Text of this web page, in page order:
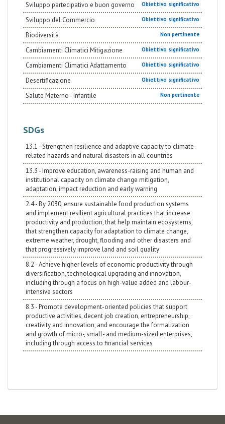
Sviluppo partecipativo e buon governo Obiettivo significativo
Sviluppo del Commercio Obiettivo significativo
Biodiversità Non pertinente
Cambiamenti Climatici Mitigazione Obiettivo significativo
Cambiamenti Climatici Adattamento Obiettivo significativo
Desertificazione Obiettivo significativo
Salute Materno - Infantile Non pertinente
SDGs
13.1 - Strengthen resilience and adaptive capacity to climate-
related hazards and natural disasters in all countries
13.3 - Improve education, awareness-raising and human and
institutional capacity on climate change mitigation,
adaptation, impact reduction and early warning
2.4 - By 2030, ensure sustainable food production systems
and implement resilient agricultural practices that increase
productivity and production, that help maintain ecosystems,
that strengthen capacity for adaptation to climate change,
extreme weather, drought, flooding and other disasters and
that progressively improve land and soil quality
8.2 - Achieve higher levels of economic productivity through
diversification, technological upgrading and innovation,
including through a focus on high-value added and labour-
intensive sectors
8.3 - Promote development-oriented policies that support
productive activities, decent job creation, entrepreneurship,
creativity and innovation, and encourage the formalization
and growth of micro-, small- and medium-sized enterprises,
including through access to financial services